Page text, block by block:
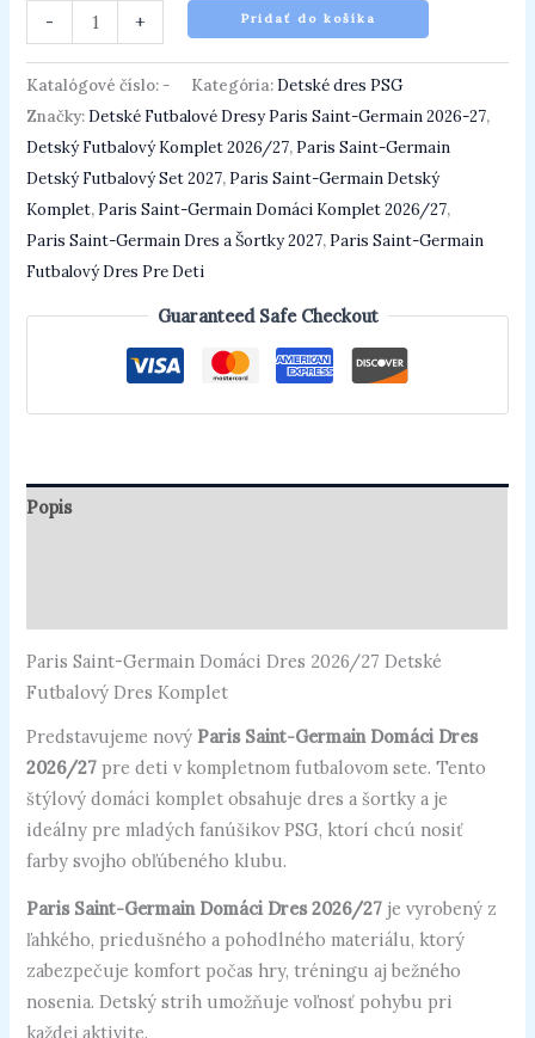
- + Pridať do košíka
Katalógové číslo: - Kategória: Detské dres PSG
Značky: Detské Futbalové Dresy Paris Saint-Germain 2026-27,
Detský Futbalový Komplet 2026/27,Paris Saint-Germain
Detský Futbalový Set 2027,Paris Saint-Germain Detský
Komplet,Paris Saint-Germain Domáci Komplet 2026/27,
Paris Saint-Germain Dres a Šortky 2027,Paris Saint-Germain
Futbalový Dres Pre Deti
Guaranteed Safe Checkout
Popis
Paris Saint-Germain Domáci Dres 2026/27 Detské
Futbalový Dres Komplet
Predstavujeme nový Paris Saint-Germain Domáci Dres
2026/27 pre deti v kompletnom futbalovom sete. Tento
štýlový domáci komplet obsahuje dres a šortky a je
ideálny pre mladých fanúšikov PSG, ktorí chcú nosiť
farby svojho obľúbeného klubu.
Paris Saint-Germain Domáci Dres 2026/27 je vyrobený z
ľahkého, priedušného a pohodlného materiálu, ktorý
zabezpečuje komfort počas hry, tréningu aj bežného
nosenia. Detský strih umožňuje voľnosť pohybu pri
každej aktivite.